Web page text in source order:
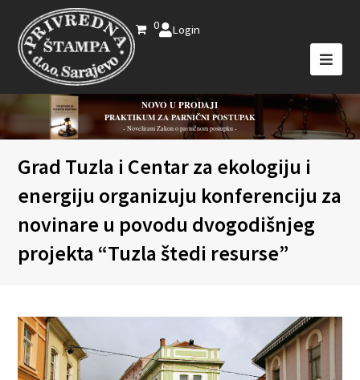
0 Login
NOVO U PRODAJI
PRAKTIKUM ZA PARNIČNI POSTUPAK
- Novelirani Zakon o parničnom postupku -
Grad Tuzla i Centar za ekologiju i
energiju organizuju konferenciju za
novinare u povodu dvogodišnjeg
projekta “Tuzla štedi resurse”